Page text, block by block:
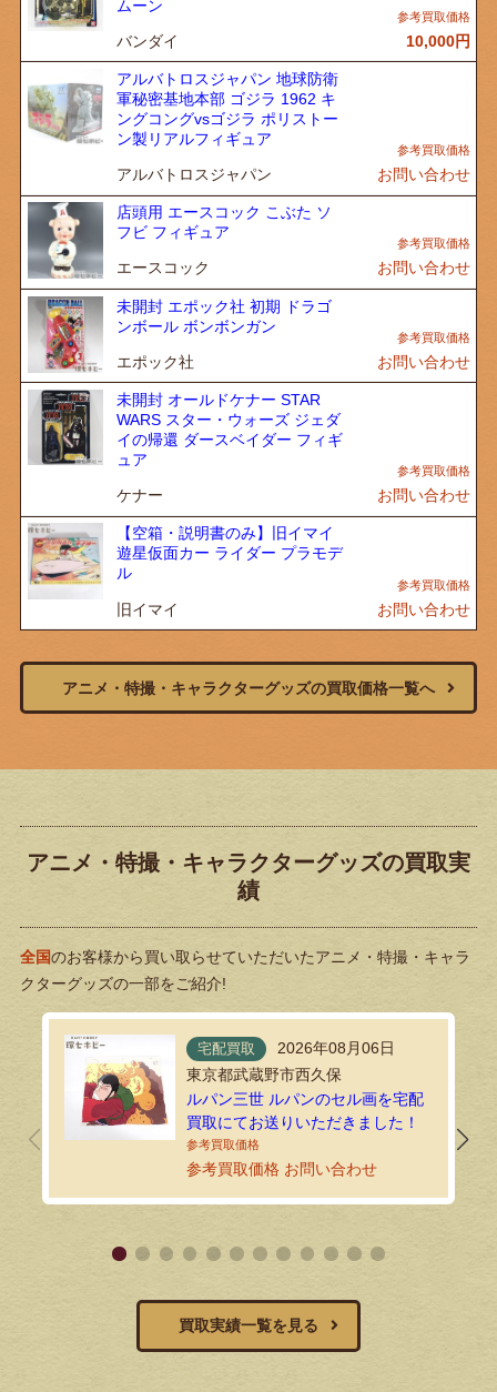
ムーン
バンダイ 10,000円
アルバトロスジャパン 地球防衛
軍秘密基地本部 ゴジラ 1962 キ
ングコングvsゴジラ ポリストー
ン製リアルフィギュア
アルバトロスジャパン お問い合わせ
店頭用 エースコック こぶた ソ
フビ フィギュア
エースコック お問い合わせ
未開封 エポック社 初期 ドラゴ
ンボール ボンボンガン
エポック社 お問い合わせ
未開封 オールドケナー STAR
WARS スター・ウォーズ ジェダ
イの帰還 ダースベイダー フィギ
ュア
ケナー お問い合わせ
【空箱・説明書のみ】旧イマイ
遊星仮面カー ライダー プラモデ
ル
旧イマイ お問い合わせ
アニメ・特撮・キャラクターグッズの買取価格一覧へ
アニメ・特撮・キャラクターグッズの買取実
績
全国のお客様から買い取らせていただいたアニメ・特撮・キャラ
クターグッズの一部をご紹介!
宅配買取
2026年08月06日
東京都武蔵野市西久保
ルパン三世 ルパンのセル画を宅配
買取にてお送りいただきました！
参考買取価格 お問い合わせ
買取実績一覧を見る